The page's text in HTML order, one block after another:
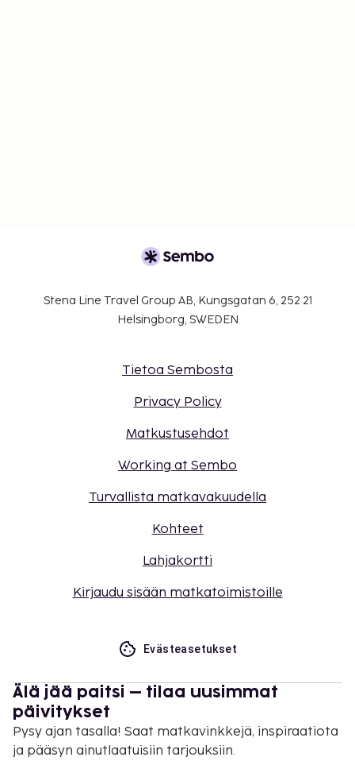
Stena Line Travel Group AB, Kungsgatan 6, 252 21
Helsingborg, SWEDEN
Tietoa Sembosta
Privacy Policy
Matkustusehdot
Working at Sembo
Turvallista matkavakuudella
Kohteet
Lahjakortti
Kirjaudu sisään matkatoimistoille
Evästeasetukset
Älä jää paitsi – tilaa uusimmat
päivitykset
Pysy ajan tasalla! Saat matkavinkkejä, inspiraatiota
ja pääsyn ainutlaatuisiin tarjouksiin.